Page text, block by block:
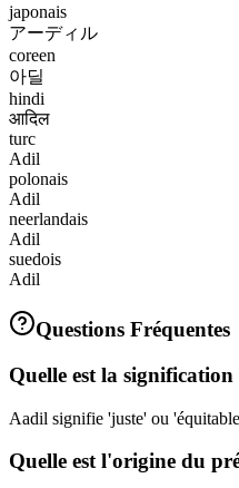
japonais
アーディル
coreen
아딜
hindi
आदिल
turc
Adil
polonais
Adil
neerlandais
Adil
suedois
Adil
Questions Fréquentes
Quelle est la
Aadil signifie 'juste' ou
Quelle est l'origine du